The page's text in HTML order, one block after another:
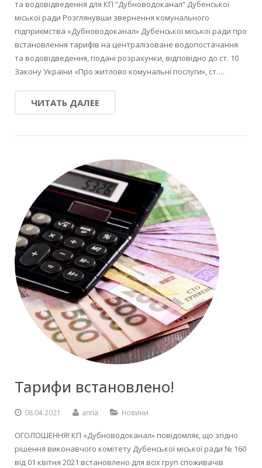
та водовідведення для КП “Дубноводоканал” Дубенської
міської ради Розглянувши звернення комунального
підприємства «Дубноводоканал» Дубенської міської ради про
встановлення тарифів на централізоване водопостачання
та водовідведення, подані розрахунки, відповідно до ст. 10
Закону України «Про житлово комунальні послуги», ст….
ЧИТАТЬ ДАЛЕЕ
Тарифи встановлено!
08.04.2021 anna Новини
ОГОЛОШЕННЯ! КП «Дубноводоканал» повідомляє, що згідно
рішення виконавчого комітету Дубенської міської ради № 160
від 01 квітня 2021 встановлено для всіх груп споживачів